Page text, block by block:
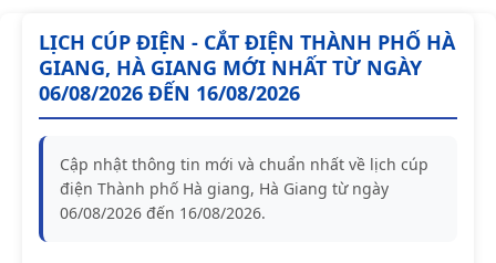
LỊCH CÚP ĐIỆN - CẮT ĐIỆN THÀNH PHỐ HÀ
GIANG, HÀ GIANG MỚI NHẤT TỪ NGÀY
06/08/2026 ĐẾN 16/08/2026
Cập nhật thông tin mới và chuẩn nhất về lịch cúp
điện Thành phố Hà giang, Hà Giang từ ngày
06/08/2026 đến 16/08/2026.